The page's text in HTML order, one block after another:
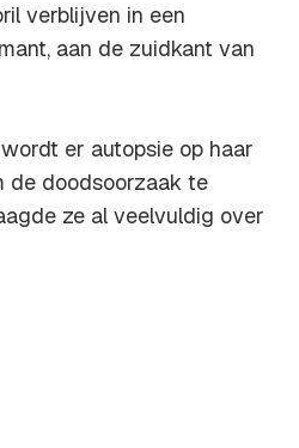
verblijven in een
aan de zuidkant van
er autopsie op haar
de doodsoorzaak te
ze al veelvuldig over